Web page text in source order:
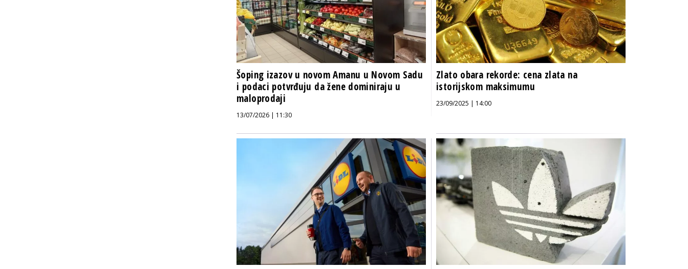
Šoping izazov u novom Amanu u Novom Sadu
i podaci potvrđuju da žene dominiraju u
maloprodaji
13/07/2026 | 11:30
Zlato obara rekorde: cena zlata na
istorijskom maksimumu
23/09/2025 | 14:00